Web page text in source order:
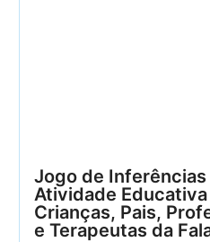
Jogo de Inferências
Atividade
Crianças, Pais,
e Terapeutas da